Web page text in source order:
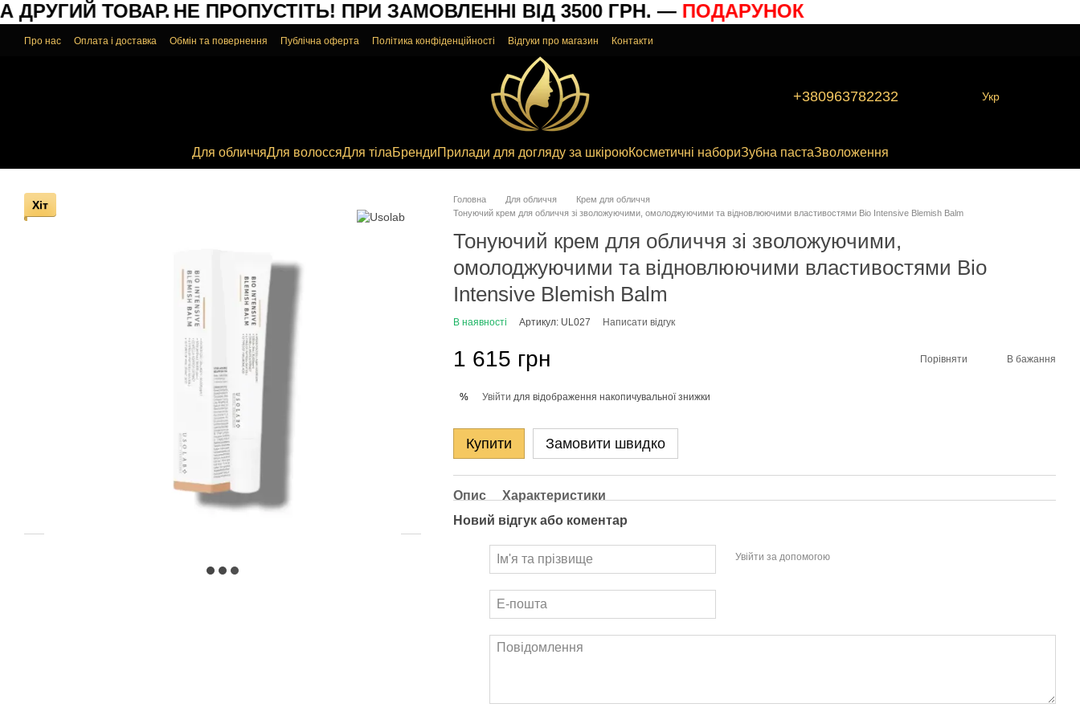
Перейти до основного контенту
ТОВАР.НЕ ПРОПУСТІТЬ!ПРИ ЗАМОВЛЕННІ ВІД 3500 ГРН. —ПОДАРУНОК
Про нас Оплата і доставка Обмін та повернення Публічна оферта Політика конфіденційності Відгуки про магазин Контакти
+380963782232 Укр
Для обличчяДля волоссяДля тілаБрендиПрилади для догляду за шкіроюКосметичні набориЗубна пастаЗволоження
Хіт Головна Для обличчя
Крем для обличчя
Тонуючий крем для обличчя зі зволожуючими, омолоджуючими та відновлюючими властивостями Bio Intensive Blemish Balm
Тонуючий крем для обличчя зі зволожуючими,
омолоджуючими та відновлюючими властивостями Bio
Intensive Blemish Balm
В наявності Артикул: UL027 Написати відгук
1 615 грн Порівняти В бажання
% Увійти для відображення накопичувальної знижки
Купити Замовити швидко
Опис
Характеристики
Новий відгук або коментар
Увійти за допомогою